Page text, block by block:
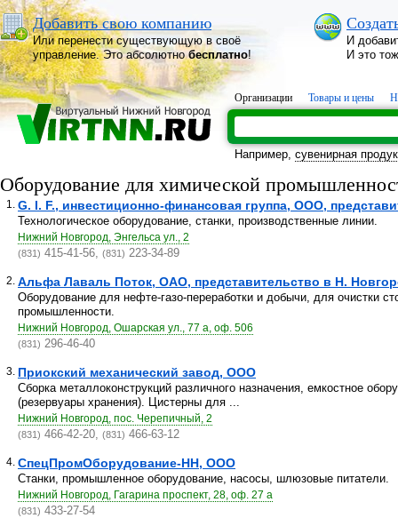
Добавить свою компанию
Или перенести существующую в своё
управление. Это абсолютнобесплатно!
И
И это
Организации Товары и цены
Например, сувенирная
Оборудование для химической
1. G. I. F., инвестиционно-финансовая группа, ООО,
Технологическое оборудование, станки, производственные линии.
Нижний Новгород, Энгельса ул., 2
(831) 415-41-56, (831) 223-34-89
2. Альфа Лаваль Поток, ОАО, представительство в Н.
Оборудование для нефте-газо-переработки и добычи, для очистки
промышленности.
Нижний Новгород, Ошарская ул., 77 а, оф. 506
(831) 296-46-40
3. Приокский механический завод, ООО
Сборка металлоконструкций различного назначения, емкостное
(резервуары хранения). Цистерны для ...
Нижний Новгород, пос. Черепичный, 2
(831) 466-42-20, (831) 466-63-12
4. СпецПромОборудование-НН, ООО
Станки, промышленное оборудование, насосы, шлюзовые питатели.
Нижний Новгород, Гагарина проспект, 28, оф. 27 а
(831) 433-27-54